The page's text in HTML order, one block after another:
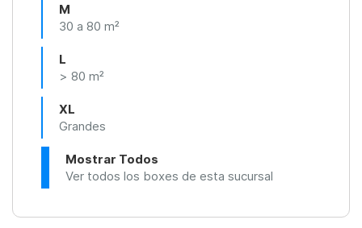
M
30 a 80 m²
L
> 80 m²
XL
Grandes
Mostrar Todos
Ver todos los boxes de esta sucursal